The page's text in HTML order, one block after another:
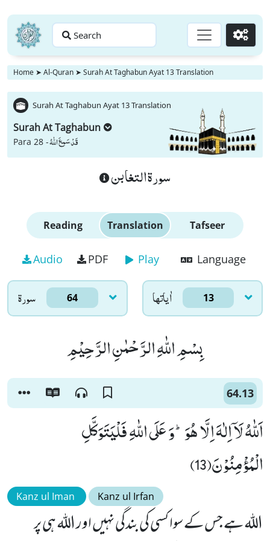
Search Go
Home ➤ Al-Quran ➤ Surah At Taghabun Ayat 13 Translation
Surah At Taghabun Ayat 13 Translation
Surah At Taghabun
Para 28 -قَدْ سَمِعَ اللّٰهُ
سورة التغابن
Reading Translation Tafseer
Audio PDF Play Language
سورۃ 64 اٰياتها 13
بِسْمِ اللّٰهِ الرَّحْمٰنِ الرَّحِیْمِ
64.13
اَللّٰهُ لَاۤ اِلٰهَ اِلَّا هُوَؕ-وَ عَلَى اللّٰهِ فَلْیَتَوَكَّلِ
الْمُؤْمِنُوْنَ(13)
Kanz ul Iman Kanz ul Irfan
اللہ ہے جس کے سوا کسی کی بندگی نہیں اور اللہ ہی پر